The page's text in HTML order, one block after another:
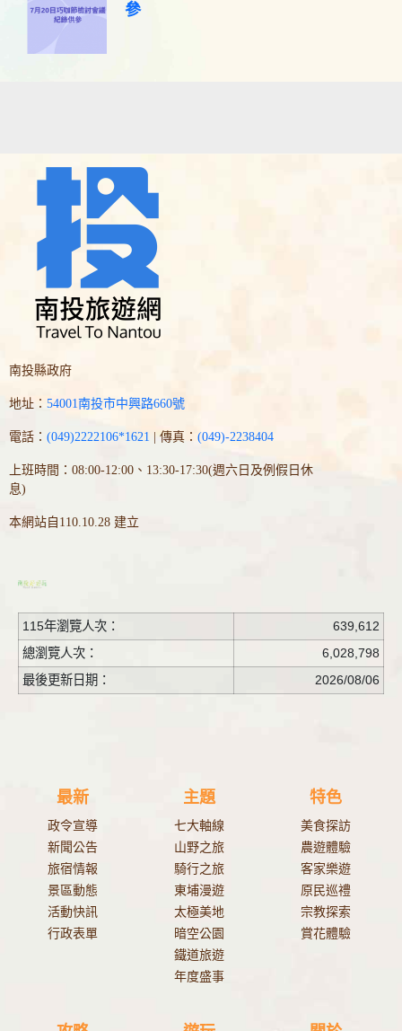
參
南投縣政府
地址： 54001南投市中興路660號
電話： (049)2222106*1621 | 傳真： (049)-2238404
上班時間：08:00-12:00、13:30-17:30(週六日及例假日休
息)
本網站自110.10.28 建立
115年瀏覽人次：
639,612
總瀏覽人次：
6,028,798
最後更新日期：
2026/08/06
最新
政令宣導
新聞公告
旅宿情報
景區動態
活動快訊
行政表單
主題
七大軸線
山野之旅
騎行之旅
東埔漫遊
太極美地
暗空公園
鐵道旅遊
年度盛事
特色
美食探訪
農遊體驗
客家樂遊
原民巡禮
宗教探索
賞花體驗